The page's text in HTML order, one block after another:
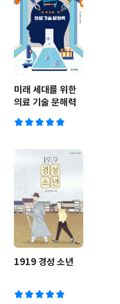
미래 세대를 위한
의료 기술 문해력
1919 경성 소년